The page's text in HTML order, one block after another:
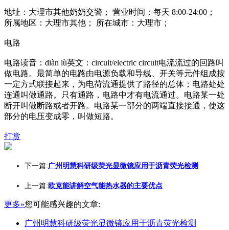
地址：大理市其他奶奶交警； 营业时间：每天 8:00-24:00；
所属地区：大理市其他； 所在城市：大理市；
电路
电路读音：diàn lù英文：circuit/electric circuit电流流过的回路叫
做电路。最简单的电路由电源负载和导线、开关等元件组成按
一定方式联接起来，为电荷流通提供了路径的总体；电路处处
连通叫做通路。只有通路，电路中才有电流通过。电路某一处
断开叫做断路或者开路。电路某一部分的两端直接接通，使这
部分的电压变成零，叫做短路。
打赏
下一篇:广州明慧科研级荧光显微镜应用于沥青荧光检测
上一篇: 欧克能讲解空气能热水器的主要优点
更多»您可能感兴趣的文章:
广州明慧科研级荧光显微镜应用于沥青荧光检测